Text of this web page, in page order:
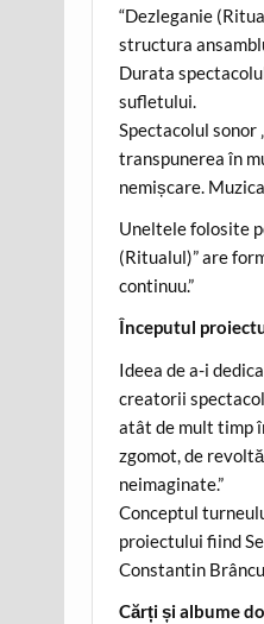
“Dezleganie
structura
Durata
sufletului.
Spectacolul sonor
transpunerea în
nemișcare.
Uneltele folosite
(Ritualul)” are
continuu.”
Începutul
Ideea de a-i
creatorii
atât de mult timp
zgomot, de
neimaginate.”
Conceptul
proiectului fiind
Constantin
Cărți și albume